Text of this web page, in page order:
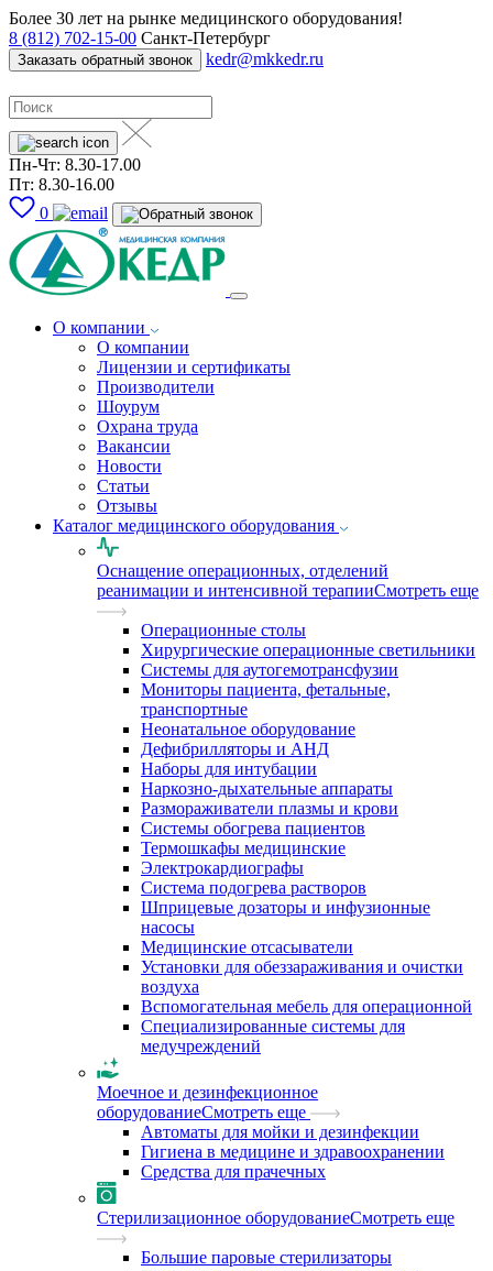
Более 30 лет на рынке медицинского оборудования!
8 (812) 702-15-00 Санкт-Петербург
Заказать обратный звонок kedr@mkkedr.ru
Пн-Чт: 8.30-17.00
Пт: 8.30-16.00
0
О компании
О компании
Лицензии и сертификаты
Производители
Шоурум
Охрана труда
Вакансии
Новости
Статьи
Отзывы
Каталог медицинского оборудования
Оснащение операционных, отделений
реанимации и интенсивной терапииСмотреть еще
Операционные столы
Хирургические операционные светильники
Системы для аутогемотрансфузии
Мониторы пациента, фетальные,
транспортные
Неонатальное оборудование
Дефибрилляторы и АНД
Наборы для интубации
Наркозно-дыхательные аппараты
Размораживатели плазмы и крови
Системы обогрева пациентов
Термошкафы медицинские
Электрокардиографы
Cистема подогрева растворов
Шприцевые дозаторы и инфузионные
насосы
Медицинские отсасыватели
Установки для обеззараживания и очистки
воздуха
Вспомогательная мебель для операционной
Специализированные системы для
медучреждений
Моечное и дезинфекционное
оборудованиеСмотреть еще
Автоматы для мойки и дезинфекции
Гигиена в медицине и здравоохранении
Средства для прачечных
Стерилизационное оборудованиеСмотреть еще
Большие паровые стерилизаторы